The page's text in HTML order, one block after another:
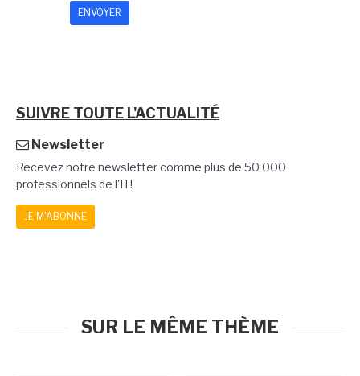
SUIVRE TOUTE L'ACTUALITÉ
Newsletter
Recevez notre newsletter comme plus de 50 000
professionnels de l'IT!
JE M'ABONNE
SUR LE MÊME THÈME